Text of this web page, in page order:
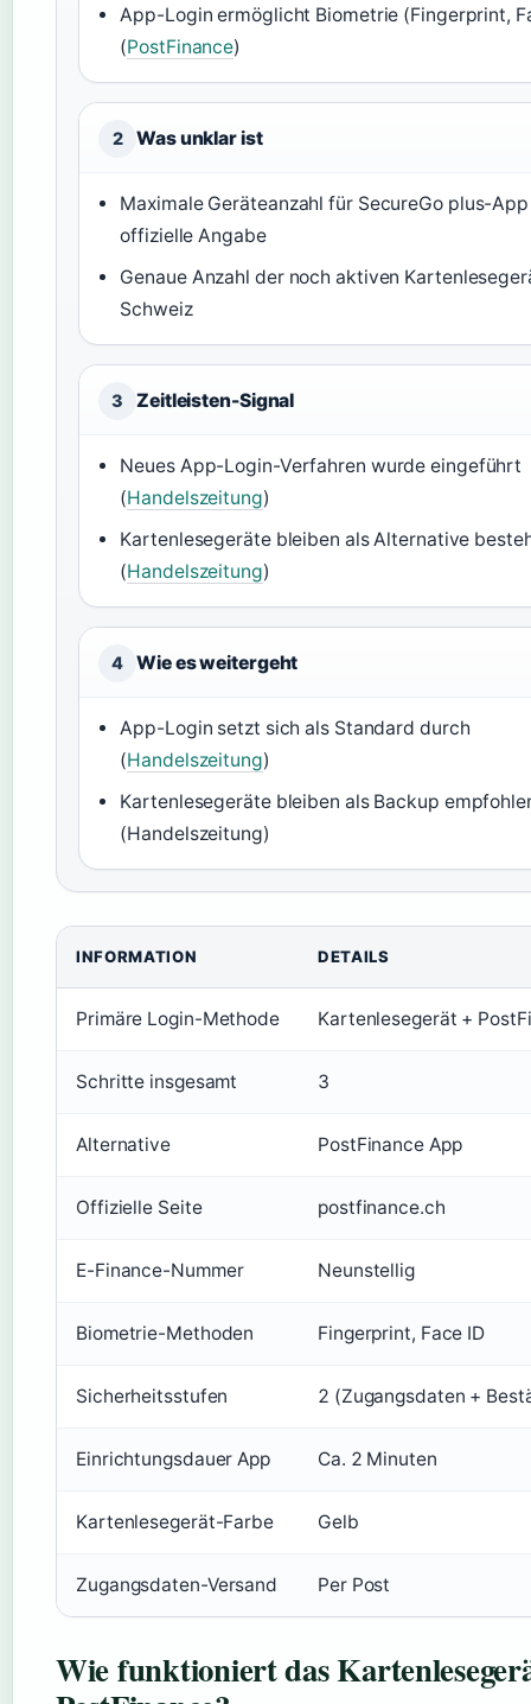
App-Login ermöglicht Biometrie (Fingerprint,
(PostFinance)
2 Was unklar ist
Maximale Geräteanzahl für SecureGo plus-
offizielle Angabe
Genaue Anzahl der noch aktiven
Schweiz
3 Zeitleisten-Signal
Neues App-Login-Verfahren wurde eingeführt
(Handelszeitung)
Kartenlesegeräte bleiben als Alternative
(Handelszeitung)
4 Wie es weitergeht
App-Login setzt sich als Standard durch
(Handelszeitung)
Kartenlesegeräte bleiben als Backup
(Handelszeitung)
INFORMATION DETAILS
Primäre Login-Methode Kartenlesegerät +
Schritte insgesamt 3
Alternative PostFinance App
Offizielle Seite postfinance.ch
E-Finance-Nummer Neunstellig
Biometrie-Methoden Fingerprint, Face ID
Sicherheitsstufen 2 (Zugangsdaten +
Einrichtungsdauer App Ca. 2 Minuten
Kartenlesegerät-Farbe Gelb
Zugangsdaten-Versand Per Post
Wie funktioniert das